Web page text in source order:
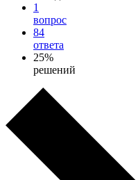
1
вопрос
84
ответа
25%
решений